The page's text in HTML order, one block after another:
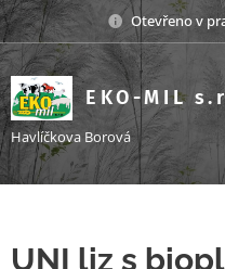
Otevřeno v
EKO-MIL
s.r.o.
Havlíčkova Borová
UNI liz s